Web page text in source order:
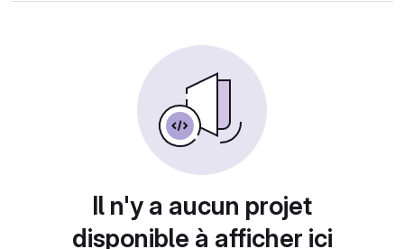
Il n'y a aucun projet
disponible à afficher ici